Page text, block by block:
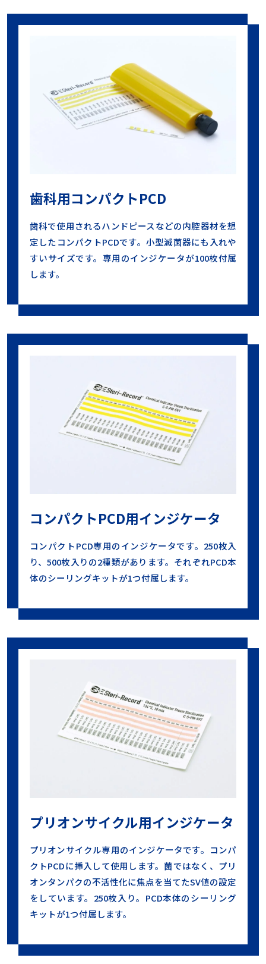
歯科用コンパクトPCD
歯科で使用されるハンドピースなどの内腔器材を想
定したコンパクトPCDです。小型滅菌器にも入れや
すいサイズです。専用のインジケータが100枚付属
します。
コンパクトPCD用インジケータ
コンパクトPCD専用のインジケータです。250枚入
り、500枚入りの2種類があります。それぞれPCD本
体のシーリングキットが1つ付属します。
プリオンサイクル用インジケータ
プリオンサイクル専用のインジケータです。コンパ
クトPCDに挿入して使用します。菌ではなく、プリ
オンタンパクの不活性化に焦点を当てたSV値の設定
をしています。250枚入り。PCD本体のシーリング
キットが1つ付属します。